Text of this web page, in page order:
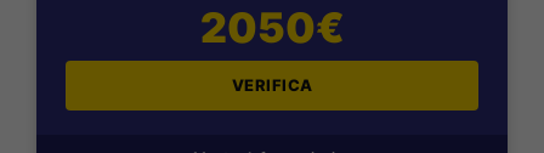
2050€
VERIFICA